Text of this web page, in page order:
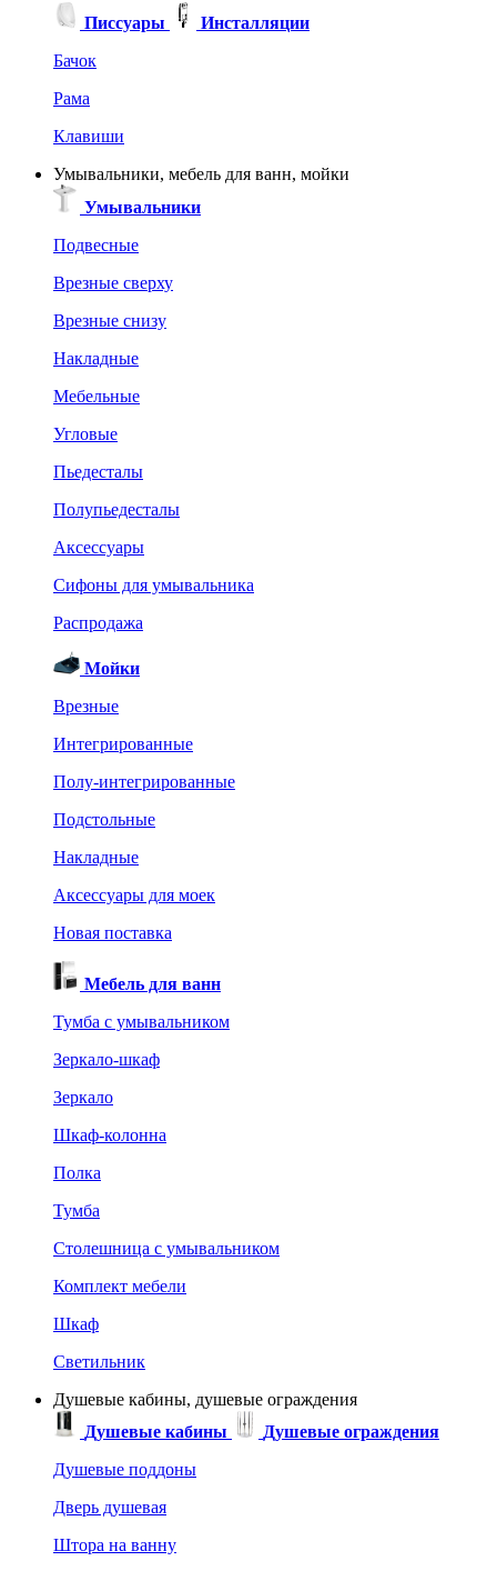
Писсуары
Инсталляции
Бачок
Рама
Клавиши
Умывальники, мебель для ванн, мойки
Умывальники
Подвесные
Врезные сверху
Врезные снизу
Накладные
Мебельные
Угловые
Пьедесталы
Полупьедесталы
Аксессуары
Сифоны для умывальника
Распродажа
Мойки
Врезные
Интегрированные
Полу-интегрированные
Подстольные
Накладные
Аксессуары для моек
Новая поставка
Мебель для ванн
Тумба с умывальником
Зеркало-шкаф
Зеркало
Шкаф-колонна
Полка
Тумба
Столешница с умывальником
Комплект мебели
Шкаф
Светильник
Душевые кабины, душевые ограждения
Душевые кабины
Душевые ограждения
Душевые поддоны
Дверь душевая
Штора на ванну